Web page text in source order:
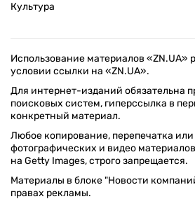
Культура
Использование материалов «ZN.UA»
условии ссылки на «ZN.UA».
Для интернет-изданий обязательна
поисковых систем, гиперссылка в
конкретный материал.
Любое копирование, перепечатка
фотографических и видео
на Getty Images, строго запрещается.
Материалы в блоке "Новости
правах рекламы.